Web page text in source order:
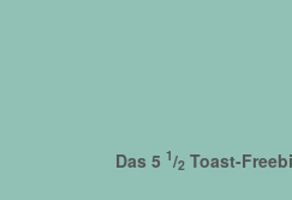
Das 5 1/2Toast-